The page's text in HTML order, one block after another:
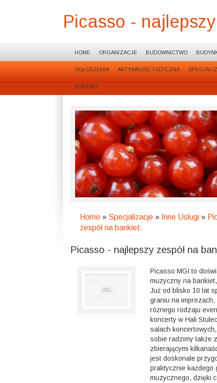
Picasso -
HOME ORGANIZACJE BUDOWNICTWO
OGŁOSZENIA AKTYWNOŚĆ FIZYCZNA
KONTAKT
Home » Specjalizacje » Inne Usługi »
zespół na bankiet.
Picasso - najlepszy zespół na
Picasso MGI to
muzyczny na
Już od blisko 10 lat
graniu na
różnego rodzaju
koncerty w Hali
salach
sobie radzimy także
zbierającymi
jest doskonale
praktycznie każdego
muzycznego, dzięki